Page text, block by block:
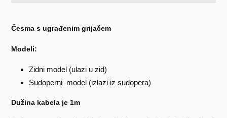
proizvoda
košaricu
Česma s ugrađenim grijačem
Modeli:
Zidni model (ulazi u zid)
Sudoperni model (izlazi iz sudopera)
Dužina kabela je 1m